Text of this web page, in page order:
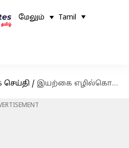
மேலும் Tamil
/ இயற்கை எழில்கொஞ்சும் இலங்கையின் மயக்கும் மலைவாசஸ்தலங்களை பற்றி ஒரு பார்வை